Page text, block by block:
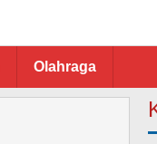
Olahraga